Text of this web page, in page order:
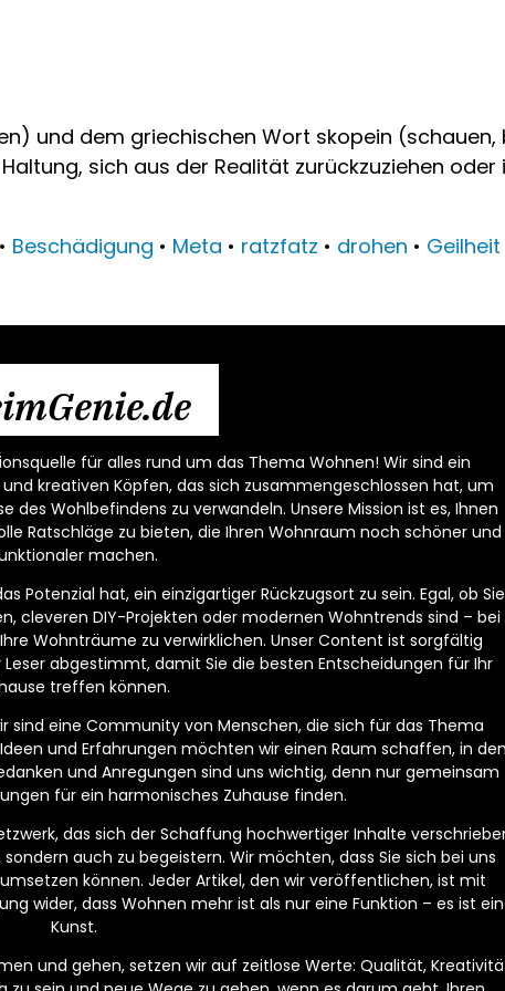
und dem griechischen Wort skopein
sich aus der Realität zurückzuziehen
• Beschädigung • Meta • ratzfatz • drohen • Geilheit
für alles rund um das Thema Wohnen! Wir sind ein
kreativen Köpfen, das sich zusammengeschlossen hat, um
des Wohlbefindens zu verwandeln. Unsere Mission ist es, Ihnen
Ratschläge zu bieten, die Ihren Wohnraum noch schöner und
machen.
Potenzial hat, ein einzigartiger Rückzugsort zu sein. Egal, ob Sie
cleveren DIY-Projekten oder modernen Wohntrends sind – bei
Wohnträume zu verwirklichen. Unser Content ist sorgfältig
abgestimmt, damit Sie die besten Entscheidungen für Ihr
treffen können.
sind eine Community von Menschen, die sich für das Thema
und Erfahrungen möchten wir einen Raum schaffen, in
und Anregungen sind uns wichtig, denn nur gemeinsam
für ein harmonisches Zuhause finden.
das sich der Schaffung hochwertiger Inhalte
auch zu begeistern. Wir möchten, dass Sie sich bei uns
können. Jeder Artikel, den wir veröffentlichen, ist mit
wider, dass Wohnen mehr ist als nur eine Funktion – es ist
Kunst.
und gehen, setzen wir auf zeitlose Werte: Qualität,